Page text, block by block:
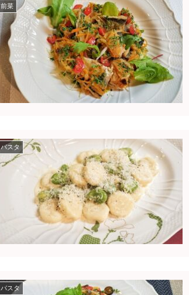
前菜
パスタ
パスタ